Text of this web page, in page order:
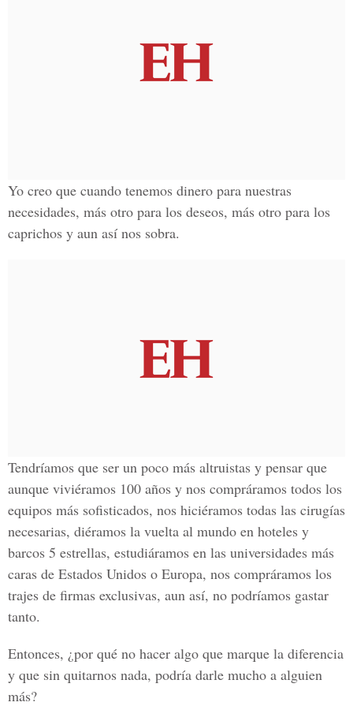
Yo creo que cuando tenemos dinero para nuestras
necesidades, más otro para los deseos, más otro para los
caprichos y aun así nos sobra.
Tendríamos que ser un poco más altruistas y pensar que
aunque viviéramos 100 años y nos compráramos todos los
equipos más sofisticados, nos hiciéramos todas las cirugías
necesarias, diéramos la vuelta al mundo en hoteles y
barcos 5 estrellas, estudiáramos en las universidades más
caras de Estados Unidos o Europa, nos compráramos los
trajes de firmas exclusivas, aun así, no podríamos gastar
tanto.
Entonces, ¿por qué no hacer algo que marque la diferencia
y que sin quitarnos nada, podría darle mucho a alguien
más?